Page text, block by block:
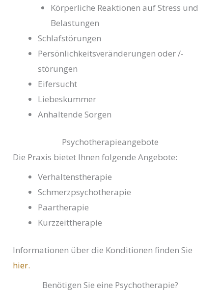
Körperliche Reaktionen auf Stress und
Belastungen
Schlafstörungen
Persönlichkeitsveränderungen oder /-
störungen
Eifersucht
Liebeskummer
Anhaltende Sorgen
Psychotherapieangebote
Die Praxis bietet Ihnen folgende Angebote:
Verhaltenstherapie
Schmerzpsychotherapie
Paartherapie
Kurzzeittherapie
Informationen über die Konditionen finden Sie
hier.
Benötigen Sie eine Psychotherapie?